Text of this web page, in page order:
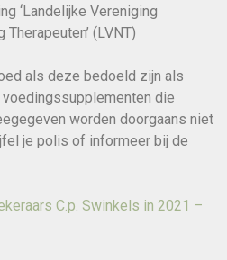
‘Landelijke Vereniging
(LVNT)
als deze bedoeld zijn als
die
worden doorgaans niet
je polis of informeer bij de
C.p. Swinkels in 2021 –